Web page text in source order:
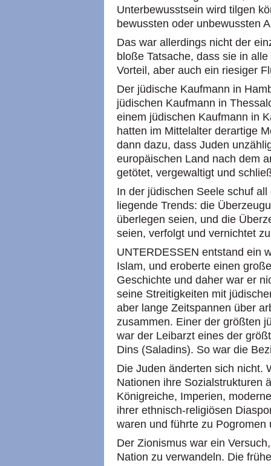
Unterbewusstsein wird tilgen
bewussten oder unbewussten
Das war allerdings nicht der
bloße Tatsache, dass sie in
Vorteil, aber auch ein riesiger
Der jüdische Kaufmann in
jüdischen Kaufmann in
einem jüdischen Kaufmann in
hatten im Mittelalter derartige
dann dazu, dass Juden
europäischen Land nach dem
getötet, vergewaltigt und
In der jüdischen Seele schuf
liegende Trends: die
überlegen seien, und die
seien, verfolgt und vernichtet
UNTERDESSEN entstand ein
Islam, und eroberte einen
Geschichte und daher war er
seine Streitigkeiten mit
aber lange Zeitspannen über
zusammen. Einer der größten
war der Leibarzt eines der
Dins (Saladins). So war die
Die Juden änderten sich nicht.
Nationen ihre Sozialstrukturen
Königreiche, Imperien,
ihrer ethnisch-religiösen
waren und führte zu
Der Zionismus war ein
Nation zu verwandeln. Die